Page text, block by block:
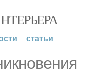
статьи